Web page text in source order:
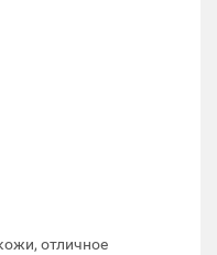
отличное